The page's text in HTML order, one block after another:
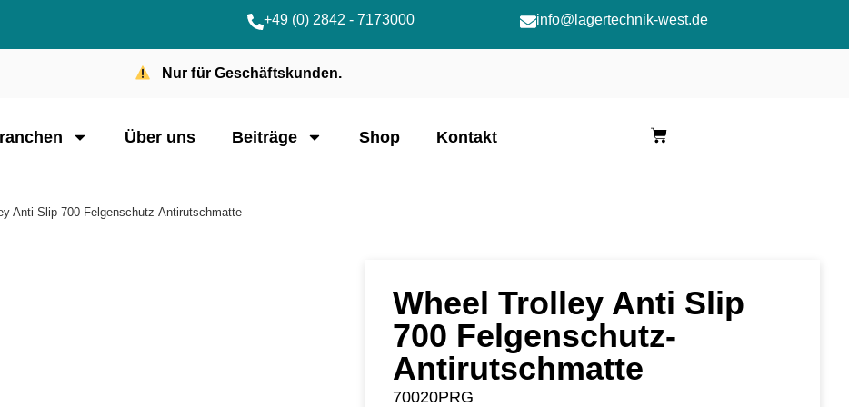
+49 (0) 2842 - 7173000 info@lagertechnik-west.de
Nur für Geschäftskunden.
Über uns Beiträge Shop Kontakt
Anti Slip 700 Felgenschutz-Antirutschmatte
Wheel Trolley Anti Slip
700 Felgenschutz-
Antirutschmatte
70020PRG